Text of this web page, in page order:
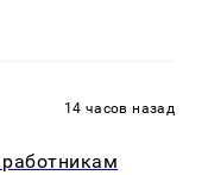
14 часов назад